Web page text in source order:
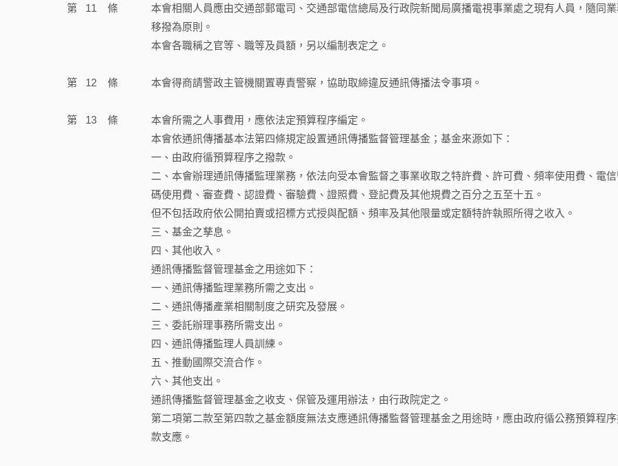
第 11 條
本會相關人員應由交通部郵電司、交通部電信總局及行政院新聞局廣播電視事業處之現有人員，隨同
移撥為原則。
本會各職稱之官等、職等及員額，另以編制表定之。
第 12 條 本會得商請警政主管機關置專責警察，協助取締違反通訊傳播法令事項。
第 13 條
本會所需之人事費用，應依法定預算程序編定。
本會依通訊傳播基本法第四條規定設置通訊傳播監督管理基金；基金來源如下：
一、由政府循預算程序之撥款。
二、本會辦理通訊傳播監理業務，依法向受本會監督之事業收取之特許費、許可費、頻率使用費、電
碼使用費、審查費、認證費、審驗費、證照費、登記費及其他規費之百分之五至十五。
但不包括政府依公開拍賣或招標方式授與配額、頻率及其他限量或定額特許執照所得之收入。
三、基金之孳息。
四、其他收入。
通訊傳播監督管理基金之用途如下：
一、通訊傳播監理業務所需之支出。
二、通訊傳播產業相關制度之研究及發展。
三、委託辦理事務所需支出。
四、通訊傳播監理人員訓練。
五、推動國際交流合作。
六、其他支出。
通訊傳播監督管理基金之收支、保管及運用辦法，由行政院定之。
第二項第二款至第四款之基金額度無法支應通訊傳播監督管理基金之用途時，應由政府循公務預算程
款支應。